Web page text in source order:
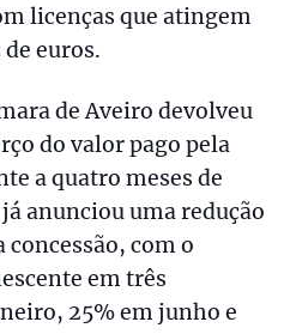
licenças que atingem
euros.
de Aveiro devolveu
do valor pago pela
a quatro meses de
anunciou uma redução
concessão, com o
em três
25% em junho e